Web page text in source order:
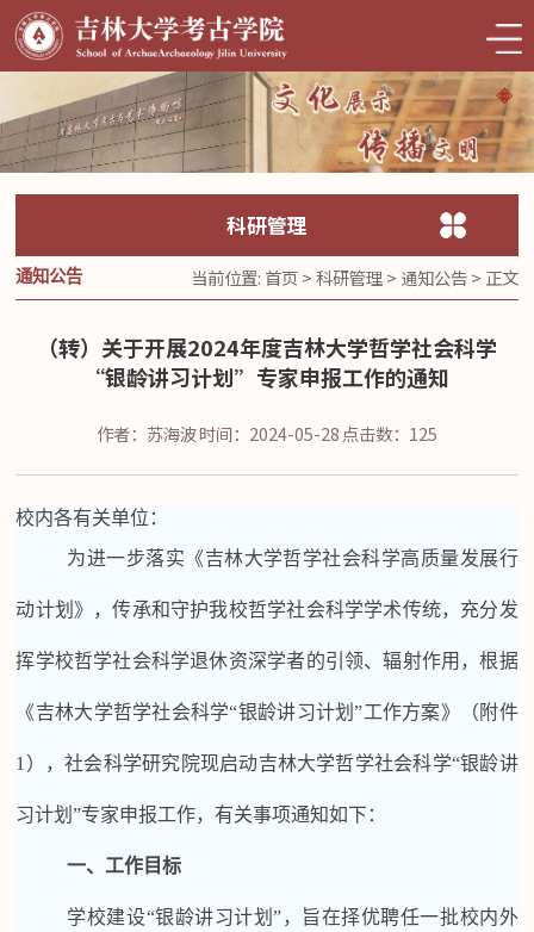
科研管理
通知公告 当前位置: 首页>科研管理> 通知公告> 正文
（转）关于开展2024年度吉林大学哲学社会科学
“银龄讲习计划”专家申报工作的通知
作者：苏海波时间：2024-05-28点击数： 125
校内各有关单位：
为进一步落实《吉林大学哲学社会科学高质量发展行
动计划》，传承和守护我校哲学社会科学学术传统，充分发
挥学校哲学社会科学退休资深学者的引领、辐射作用，根据
《吉林大学哲学社会科学“银龄讲习计划”工作方案》（附件
1），社会科学研究院现启动吉林大学哲学社会科学“银龄讲
习计划”专家申报工作，有关事项通知如下：
一、工作目标
学校建设“银龄讲习计划”，旨在择优聘任一批校内外